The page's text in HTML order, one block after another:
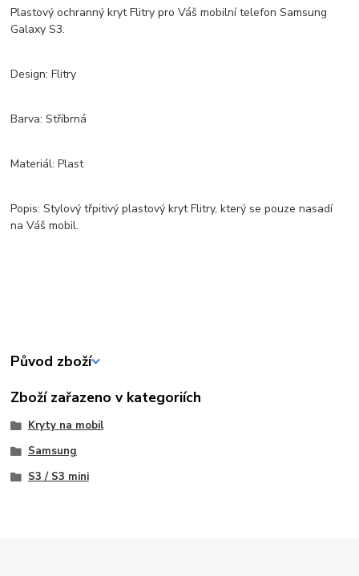
Plastový ochranný kryt Flitry pro Váš mobilní telefon Samsung
Galaxy S3.
Design: Flitry
Barva: Stříbrná
Materiál: Plast
Popis: Stylový třpitivý plastový kryt Flitry, který se pouze nasadí
na Váš mobil.
Původ zboží
Zboží zařazeno v kategoriích
Kryty na mobil
Samsung
S3 / S3 mini